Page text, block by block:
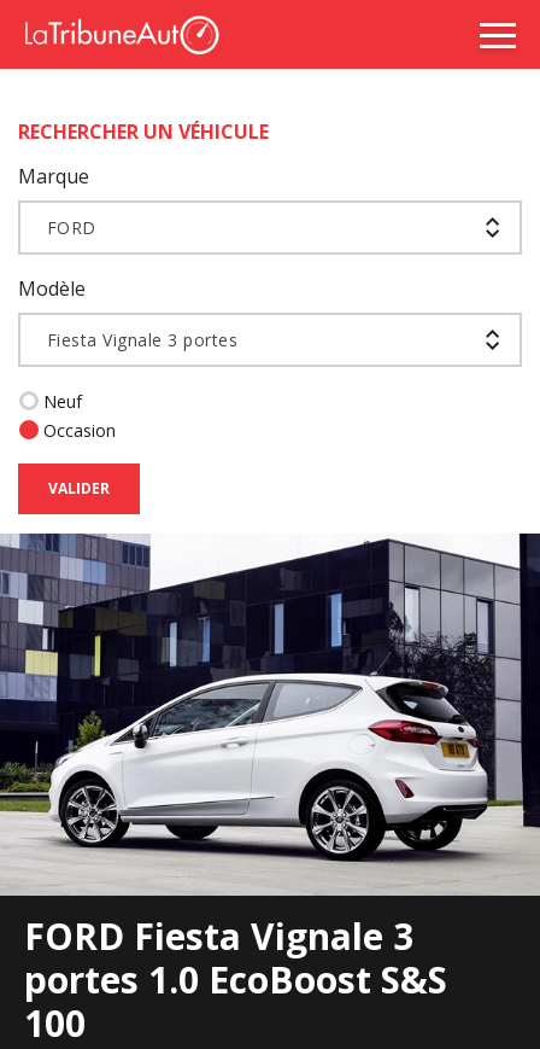
RECHERCHER UN VÉHICULE
Marque
FORD
Modèle
Fiesta Vignale 3 portes
Neuf
Occasion
VALIDER
FORD Fiesta Vignale 3
portes 1.0 EcoBoost S&S
100